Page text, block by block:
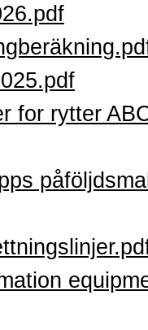
for rytter